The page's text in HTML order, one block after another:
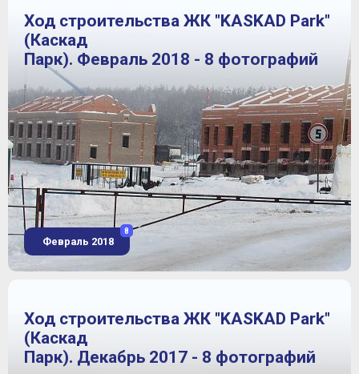
Ход строительства ЖК "KASKAD Park"
(Каскад
Парк). Февраль 2018 - 8 фотографий
Февраль 2018
8
Ход строительства ЖК "KASKAD Park"
(Каскад
Парк). Декабрь 2017 - 8 фотографий